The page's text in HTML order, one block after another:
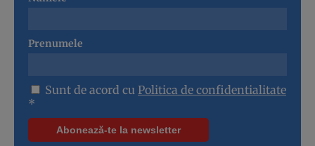
Prenumele
Sunt de acord cu Politica de confidentialitate
*